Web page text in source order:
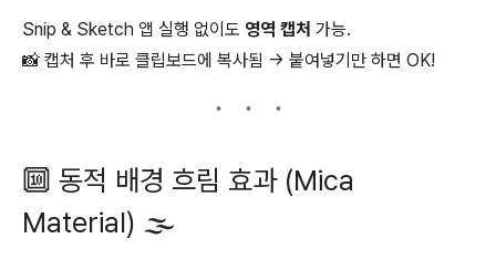
Snip & Sketch 앱 실행 없이도 영역 캡처 가능.
📸 캡처 후 바로 클립보드에 복사됨 → 붙여넣기만 하면 OK!
🔟 동적 배경 흐림 효과 (Mica
Material) 🌫️